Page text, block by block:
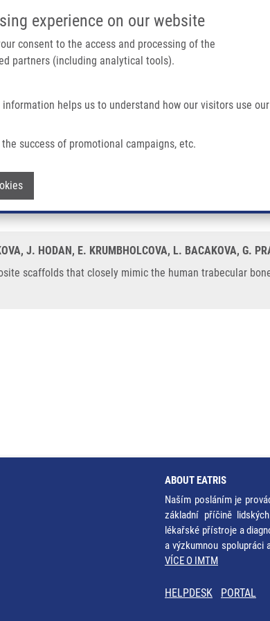
experience on our website
consent to the access and processing of the
partners (including analytical tools).
helps us to understand how our visitors use
success of promotional campaigns, etc.
IMTM PORTÁL
Main navigation
Mimic The Human Trabecular Bone Structure For Tissue
scaffolds that closely
J. HODAN, E. KRUMBHOLCOVA, L. BACAKOVA, G.
scaffolds that closely mimic the human trabecular
ABOUT EATRIS
Naším posláním je
základní příčině
lékařské přístroje a
a výzkumnou spolupráci
VÍCE O IMTM
HELPDESK PORTAL